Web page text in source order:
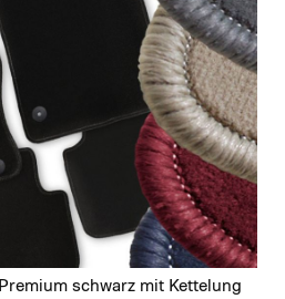
schwarz mit Kettelung